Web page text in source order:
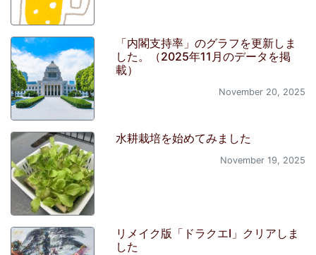
「内閣支持率」のグラフを更新しま
した。（2025年11月のデータを掲
載）
November 20, 2025
水耕栽培を始めてみました
November 19, 2025
リメイク版「ドラクエI」クリアしま
した